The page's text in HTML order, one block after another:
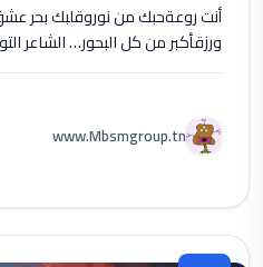
أنت روعةحبك من نوروقلبك بحر
ورزقأكبر من كل البحور… الشاعر
www.Mbsmgroup.tn